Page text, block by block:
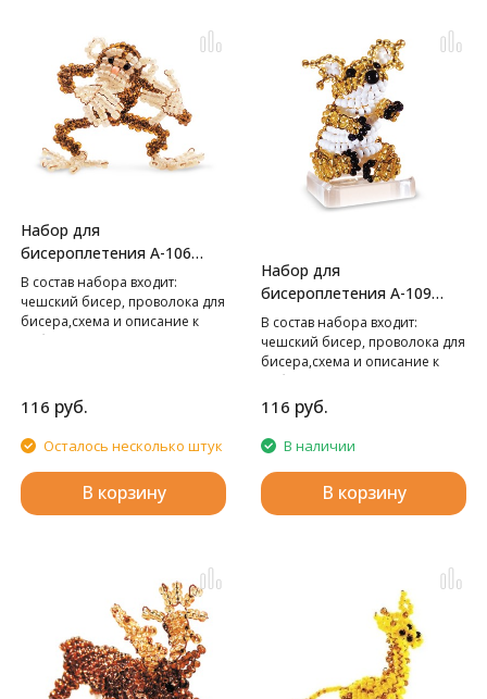
Набор для
бисероплетения А-106
Обезьяна,
В cостав набора входит:
чешский бисер, проволока для
бисера,схема и описание к
работе.
116 руб.
Осталось несколько штук
В корзину
Набор для
бисероплетения А-109
Коала,
В cостав набора входит:
чешский бисер, проволока для
бисера,схема и описание к
работе.
116 руб.
В наличии
В корзину